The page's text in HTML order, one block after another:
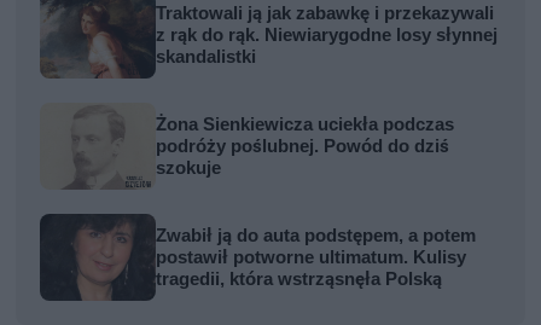
Traktowali ją jak zabawkę i przekazywali
z rąk do rąk. Niewiarygodne losy słynnej
skandalistki
Żona Sienkiewicza uciekła podczas
podróży poślubnej. Powód do dziś
szokuje
Zwabił ją do auta podstępem, a potem
postawił potworne ultimatum. Kulisy
tragedii, która wstrząsnęła Polską